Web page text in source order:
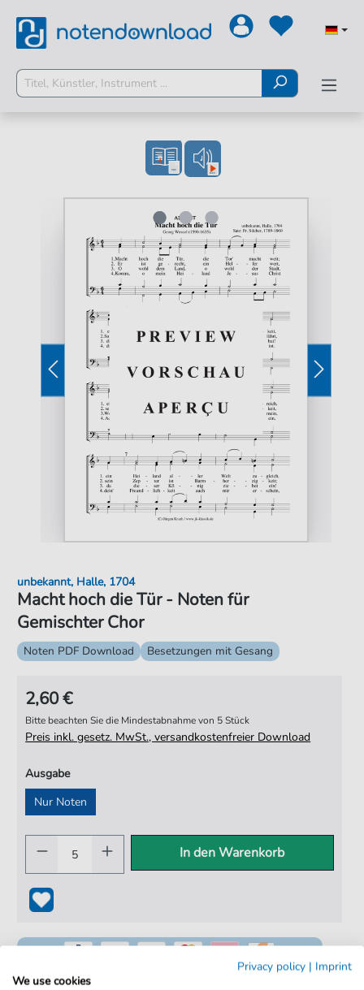
Macht hoch die Tür - Noten für
Gemischter Chor
unbekannt, Halle, 1704
Noten PDF Download Besetzungen mit Gesang
2,60 €
Bitte beachten Sie die Mindestabnahme von 5 Stück
Preis inkl. gesetz. MwSt., versandkostenfreier Download
Ausgabe
Nur Noten
In den Warenkorb
Privacy policy | Imprint
We use cookies